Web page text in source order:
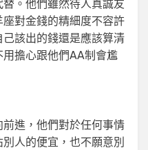
。他們雖然待人真誠友
對金錢的精細度不容許
該出的錢還是應該算清
擔心跟他們AA制會尷
進，他們對於任何事情
人的便宜，也不願意別